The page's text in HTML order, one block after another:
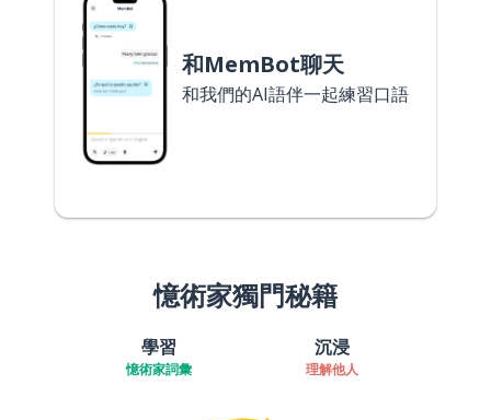
和MemBot聊天
和我們的AI語伴一起練習口語
憶術家獨門秘籍
學習
憶術家詞彙
沉浸
理解他人